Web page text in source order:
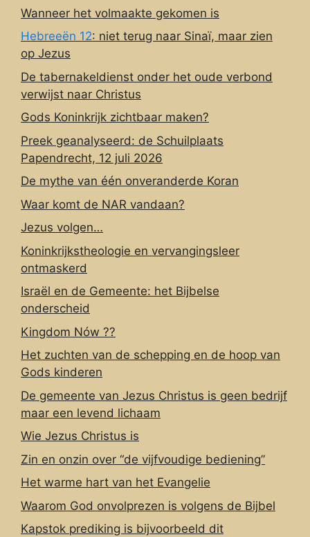
Wanneer het volmaakte gekomen is
Hebreeën 12: niet terug naar Sinaï, maar zien
op Jezus
De tabernakeldienst onder het oude verbond
verwijst naar Christus
Gods Koninkrijk zichtbaar maken?
Preek geanalyseerd: de Schuilplaats
Papendrecht, 12 juli 2026
De mythe van één onveranderde Koran
Waar komt de NAR vandaan?
Jezus volgen…
Koninkrijkstheologie en vervangingsleer
ontmaskerd
Israël en de Gemeente: het Bijbelse
onderscheid
Kingdom Nów ??
Het zuchten van de schepping en de hoop van
Gods kinderen
De gemeente van Jezus Christus is geen bedrijf
maar een levend lichaam
Wie Jezus Christus is
Zin en onzin over “de vijfvoudige bediening”
Het warme hart van het Evangelie
Waarom God onvolprezen is volgens de Bijbel
Kapstok prediking is bijvoorbeeld dit